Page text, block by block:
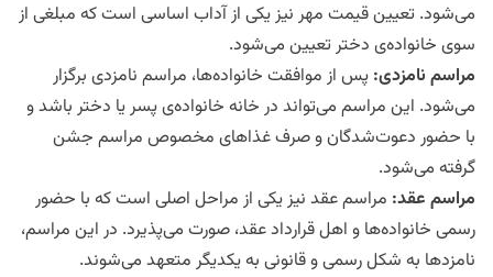
می‌شود. تعیین قیمت مهر نیز یکی از آداب اساسی است که مبلغی از
سوی خانواده‌ی دختر تعیین می‌شود.
مراسم نامزدی: پس از موافقت خانواده‌ها، مراسم نامزدی برگزار
می‌شود. این مراسم می‌تواند در خانه خانواده‌ی پسر یا دختر باشد و
با حضور دعوت‌شدگان و صرف غذاهای مخصوص مراسم جشن
گرفته می‌شود.
مراسم عقد: مراسم عقد نیز یکی از مراحل اصلی است که با حضور
رسمی خانواده‌ها و اهل قرارداد عقد، صورت می‌پذیرد. در این مراسم،
نامزدها به شکل رسمی و قانونی به یکدیگر متعهد می‌شوند.